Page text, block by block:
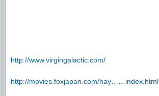
http://www.virgingalactic.com/
http://movies.foxjapan.com/hay……index.html